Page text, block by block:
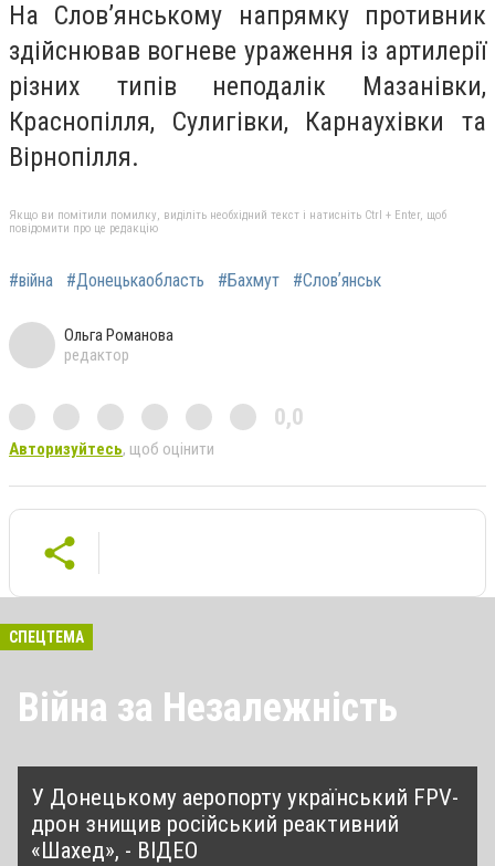
На Слов’янському напрямку противник
здійснював вогневе ураження із артилерії
різних типів неподалік Мазанівки,
Краснопілля, Сулигівки, Карнаухівки та
Вірнопілля.
Якщо ви помітили помилку, виділіть необхідний текст і натисніть Ctrl + Enter, щоб
повідомити про це редакцію
#війна #Донецькаобласть #Бахмут #Словʼянськ
Ольга Романова
редактор
0,0
Авторизуйтесь, щоб оцінити
СПЕЦТЕМА
Війна за Незалежність
У Донецькому аеропорту український FPV-
дрон знищив російський реактивний
«Шахед», - ВІДЕО